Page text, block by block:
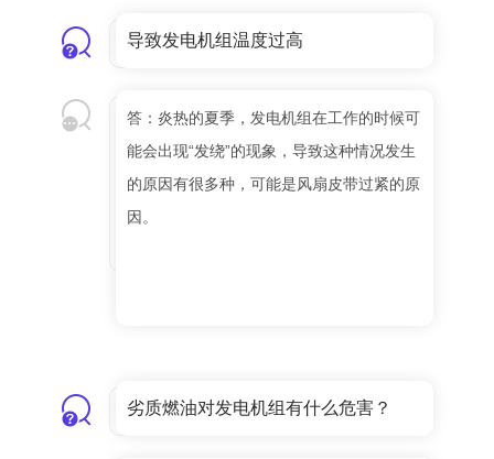
导致发电机组温度过高
答：炎热的夏季，发电机组在工作的时候可
能会出现“发绕”的现象，导致这种情况发生
的原因有很多种，可能是风扇皮带过紧的原
因。
劣质燃油对发电机组有什么危害？